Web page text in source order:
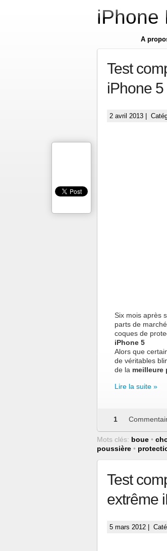
iPhone
A
Test
iPhone 5
2 avril 2013 |
Six mois après
parts de
coques de
iPhone 5
Alors que
de véritables
de la meilleure
Lire la suite »
1
Mots clés: boue •
poussière •
Test
extrême
5 mars 2012 |